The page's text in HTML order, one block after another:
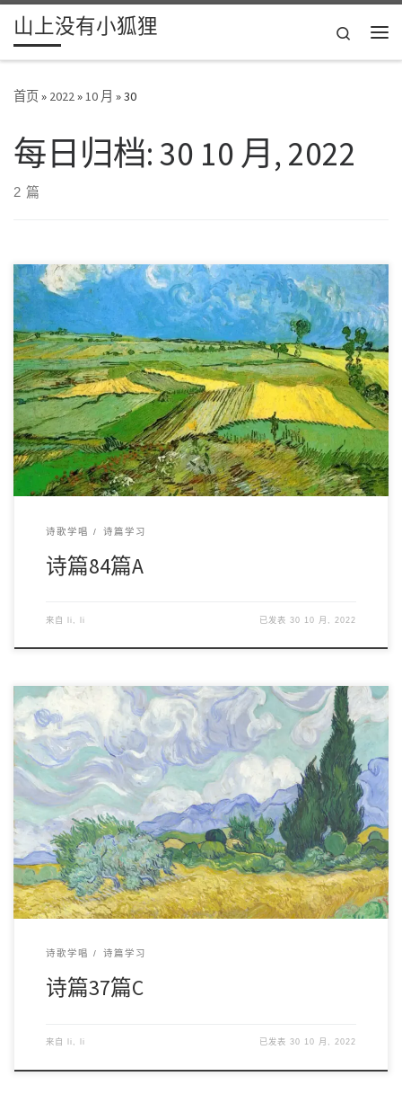
Skip to content
山上没有小狐狸
Search
首页» 2022»10 月 »30
每日归档:30 10 月, 2022
2 篇
诗歌学唱 诗篇学习
诗篇84篇A
来自 li, li 已发表30 10 月, 2022
诗歌学唱 诗篇学习
诗篇37篇C
来自 li, li 已发表30 10 月, 2022